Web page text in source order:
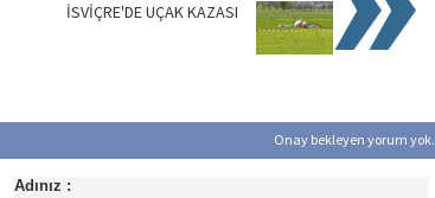
İSVİÇRE'DE UÇAK KAZASI
Onay bekleyen yorum yok.